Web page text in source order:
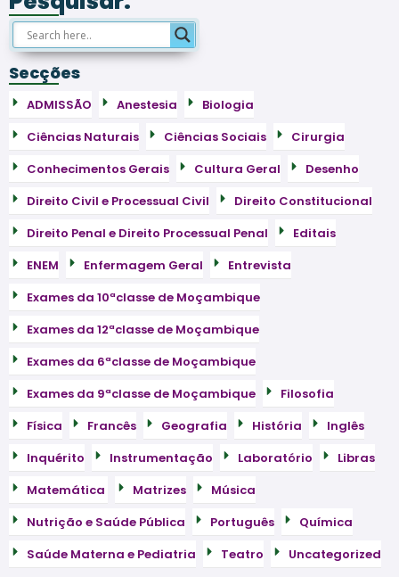
Secções
ADMISSÃO Anestesia
Biologia
Ciências Naturais
Ciências Sociais
Cirurgia
Conhecimentos Gerais
Cultura Geral
Desenho
Direito Civil e Processual Civil
Direito Constitucional
Direito Penal e Direito Processual Penal
Editais
ENEM
Enfermagem Geral
Entrevista
Exames da 10ªclasse de Moçambique
Exames da 12ªclasse de Moçambique
Exames da 6ªclasse de Moçambique
Exames da 9ªclasse de Moçambique
Filosofia
Física
Francês Geografia História
Inglês
Inquérito
Instrumentação Laboratório
Libras
Matemática
Matrizes
Música
Nutrição e Saúde Pública
Português
Química
Saúde Materna e Pediatria
Teatro Uncategorized